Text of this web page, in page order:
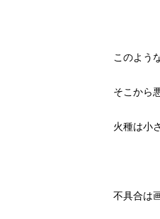
このよう
そこから
火種は小
不具合は